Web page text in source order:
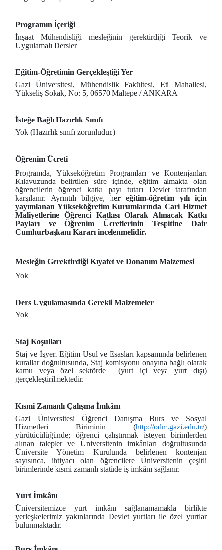
Programın İçeriği
İnşaat Mühendisliği mesleğinin gerektirdiği Teorik ve
Uygulamalı Dersler
Eğitim-Öğretimin Gerçekleştiği Yer
Gazi Üniversitesi, Mühendislik Fakültesi, Eti Mahallesi,
Yükseliş Sokak, No: 5, 06570 Maltepe / ANKARA
İsteğe Bağlı Hazırlık Sınıfı
Yok (Hazırlık sınıfı zorunludur.)
Öğrenim Ücreti
Programda, Yükseköğretim Programları ve Kontenjanları
Kılavuzunda belirtilen süre içinde, eğitim almakta olan
öğrencilerin öğrenci katkı payı tutarı Devlet tarafından
karşılanır. Ayrıntılı bilgiye, her eğitim-öğretim yılı için
yayımlanan Yükseköğretim Kurumlarında Cari Hizmet
Maliyetlerine Öğrenci Katkısı Olarak Alınacak Katkı
Payları ve Öğrenim Ücretlerinin Tespitine Dair
Cumhurbaşkanı Kararı incelenmelidir.
Mesleğin Gerektirdiği Kıyafet ve Donanım Malzemesi
Yok
Ders Uygulamasında Gerekli Malzemeler
Yok
Staj Koşulları
Staj ve İşyeri Eğitim Usul ve Esasları kapsamında belirlenen
kurallar doğrultusunda, Staj komisyonu onayına bağlı olarak
kamu veya özel sektörde (yurt içi veya yurt dışı)
gerçekleştirilmektedir.
Kısmi Zamanlı Çalışma İmkânı
Gazi Üniversitesi Öğrenci Danışma Burs ve Sosyal
Hizmetleri Biriminin (http://odm.gazi.edu.tr/)
yürütücülüğünde; öğrenci çalıştırmak isteyen birimlerden
alınan talepler ve Üniversitenin imkânları doğrultusunda
Üniversite Yönetim Kurulunda belirlenen kontenjan
sayısınca, ihtiyacı olan öğrencilere Üniversitenin çeşitli
birimlerinde kısmi zamanlı statüde iş imkânı sağlanır.
Yurt İmkânı
Üniversitemizce yurt imkânı sağlanamamakla birlikte
yerleşkelerimiz yakınlarında Devlet yurtları ile özel yurtlar
bulunmaktadır.